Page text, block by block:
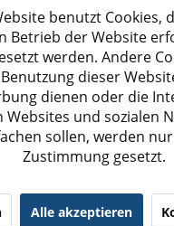
Karton
Kartons nach Maß
M
mm einwellige Kartons
(6)5.00/5.00
benutzt Cookies,
Betrieb der Website
werden. Andere
dieser
dienen oder die
Websites und sozialen
sollen, werden
Zustimmung gesetzt.
Alle akzeptieren